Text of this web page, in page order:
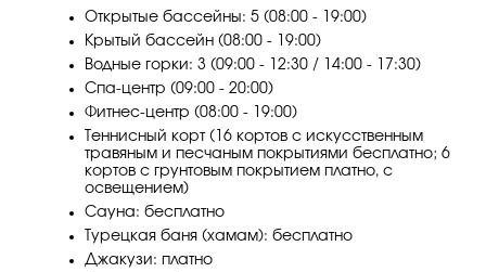
Открытые бассейны: 5 (08:00 - 19:00)
Крытый бассейн (08:00 - 19:00)
Водные горки: 3 (09:00 - 12:30 / 14:00 - 17:30)
Спа-центр (09:00 - 20:00)
Фитнес-центр (08:00 - 19:00)
Теннисный корт (16 кортов с искусственным
травяным и песчаным покрытиями бесплатно; 6
кортов с грунтовым покрытием платно, с
освещением)
Сауна: бесплатно
Турецкая баня (хамам): бесплатно
Джакузи: платно